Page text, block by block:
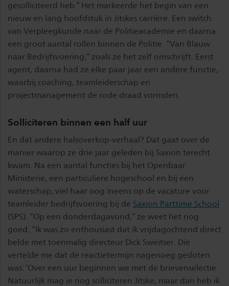
gesolliciteerd heb.” Het markeerde het begin van een
nieuw en lang hoofdstuk in Jitskes carrière. Een switch
van Verpleegkunde naar de Politieacademie en daarna
een groot aantal rollen binnen de Politie. “Van Blauw
naar Bedrijfsvoering,” zoals ze het zelf omschrijft. Eerst
agent, daarna had ze elke paar jaar een andere functie,
waarbij coaching, teamleiderschap en
projectmanagement de rode draad vormden.
Solliciteren binnen een half uur
En dat andere halsoverkop-verhaal? Dat gaat over de
manier waarop ze drie jaar geleden bij Saxion terecht
kwam. Na een aantal functies bij het Openbaar
Ministerie, een particuliere hogeschool en bij een
waterschap, viel haar oog ineens op de vacature voor
teamleider bedrijfsvoering bij de Saxion Parttime School
(SPS). “Op een donderdagavond,” ze weet het nog
goed. “Ik was zo enthousiast dat ik vrijdagochtend direct
belde met toenmalig directeur Dick Sweitser. Die
vertelde me dat de reactietermijn nagenoeg gesloten
was: ‘Over een uur beginnen we met de brievenselectie.
Natuurlijk mag je nog solliciteren Jitske, maar dan heb ik